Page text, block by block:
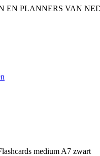
EN PLANNERS VAN
medium A7 zwart